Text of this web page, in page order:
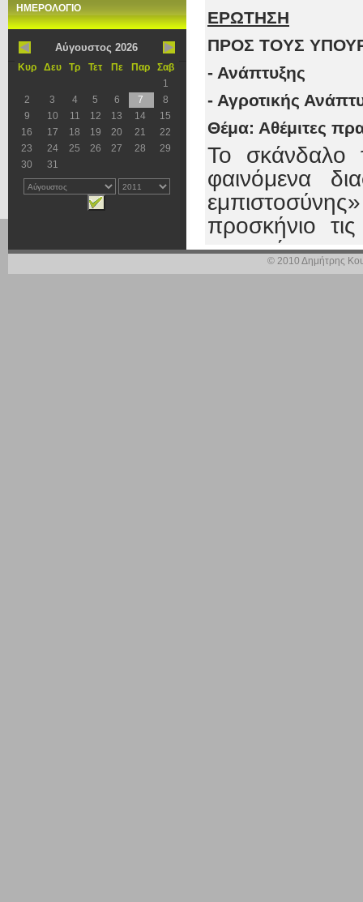
ΗΜΕΡΟΛΟΓΙΟ
Αύγουστος 2026
Κυρ Δευ Τρ Τετ Πε Παρ
Σαβ
1
2
3 4 5 6 7
8
9
10 11 12 13 14
15
16
17 18 19 20 21
22
23
24 25 26 27 28
29
30
31
ΕΡΩΤΗΣΗ
ΠΡΟΣ ΤOΥΣ
- Ανάπτυξης
- Αγροτικής
Θέμα: Αθέμιτες
Το σκάνδαλο
φαινόμενα
προσκήνιο τις
παραγόντων
τον κόπο
© 2010 Δημήτρης